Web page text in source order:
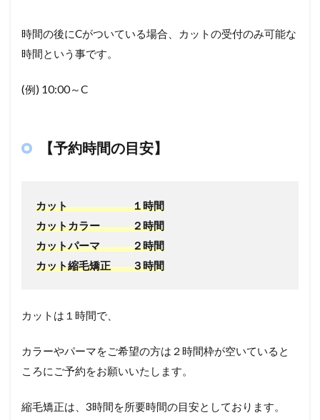
時間の後にCがついている場合、カットの受付のみ可能な
時間という事です。
(例) 10:00～C
【予約時間の目安】
カット １時間
カットカラー ２時間
カットパーマ ２時間
カット縮毛矯正 ３時間
カットは１時間で、
カラーやパーマをご希望の方は２時間枠が空いていると
ころにご予約をお願いいたします。
縮毛矯正は、 3時間を所要時間の目安としております。